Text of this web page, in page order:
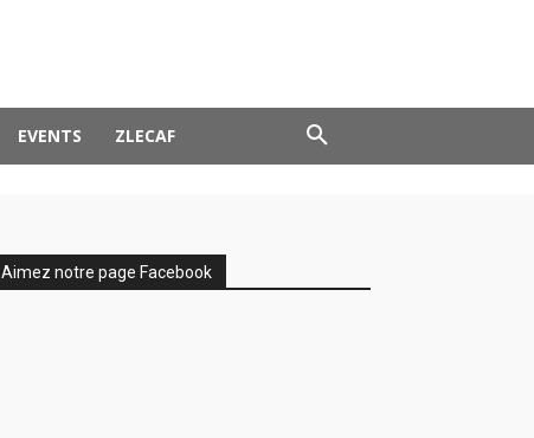
EVENTS ZLECAF
Aimez notre page Facebook